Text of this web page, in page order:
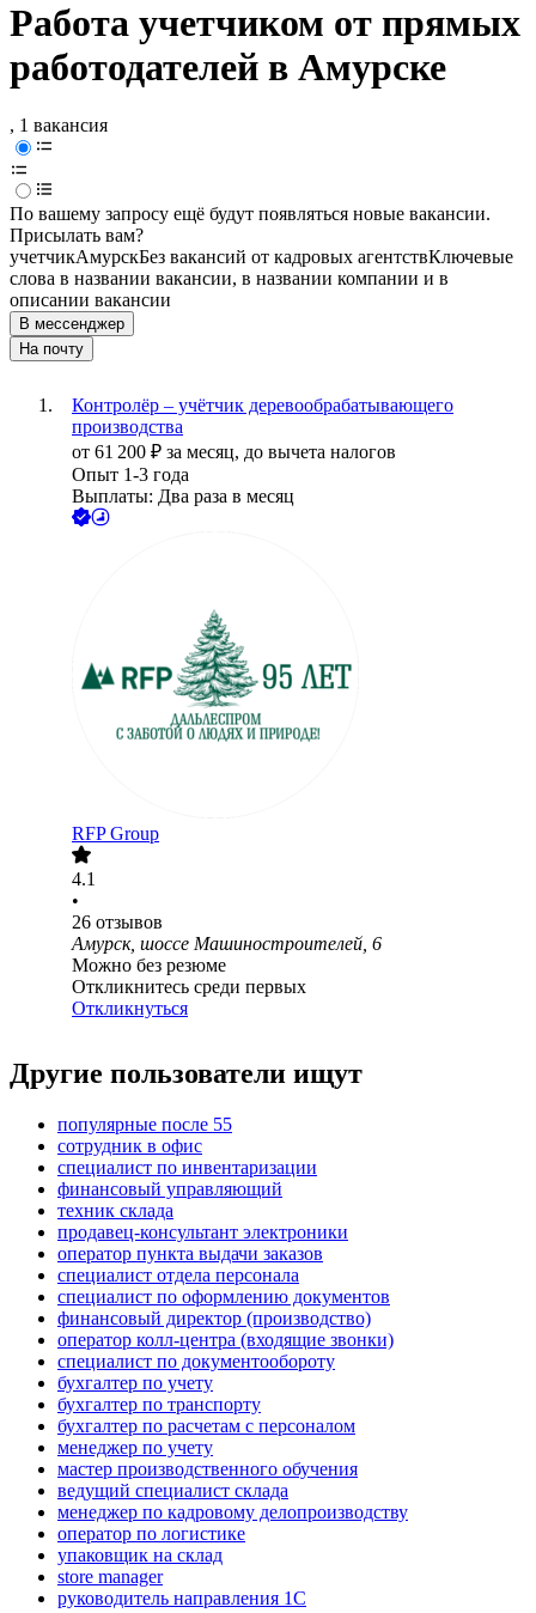
Работа учетчиком от прямых
работодателей в Амурске
, 1 вакансия
По вашему запросу ещё будут появляться новые вакансии.
Присылать вам?
учетчикАмурскБез вакансий от кадровых агентствКлючевые
слова в названии вакансии, в названии компании и в
описании вакансии
В мессенджер
На почту
Контролёр – учётчик деревообрабатывающего
производства
от 61 200 ₽ за месяц, до вычета налогов
Опыт 1-3 года
Выплаты: Два раза в месяц
RFP Group
4.1
•
26 отзывов
Амурск, шоссе Машиностроителей, 6
Можно без резюме
Откликнитесь среди первых
Откликнуться
Другие пользователи ищут
популярные после 55
сотрудник в офис
специалист по инвентаризации
финансовый управляющий
техник склада
продавец-консультант электроники
оператор пункта выдачи заказов
специалист отдела персонала
специалист по оформлению документов
финансовый директор (производство)
оператор колл-центра (входящие звонки)
специалист по документообороту
бухгалтер по учету
бухгалтер по транспорту
бухгалтер по расчетам с персоналом
менеджер по учету
мастер производственного обучения
ведущий специалист склада
менеджер по кадровому делопроизводству
оператор по логистике
упаковщик на склад
store manager
руководитель направления 1С